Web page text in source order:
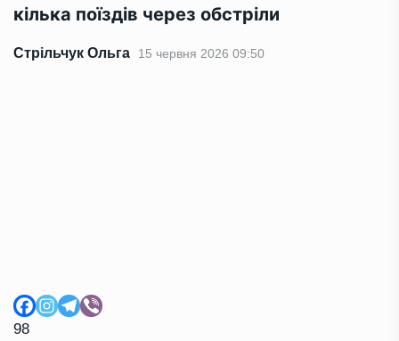
кілька поїздів через обстріли
Стрільчук Ольга 15 червня 2026 09:50
98